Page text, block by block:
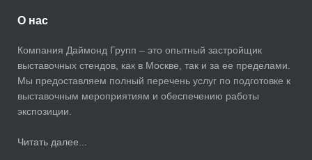
О нас
Компания Даймонд Групп – это опытный застройщик
выставочных стендов, как в Москве, так и за ее пределами.
Мы предоставляем полный перечень услуг по подготовке к
выставочным мероприятиям и обеспечению работы
экспозиции.
Читать далее...